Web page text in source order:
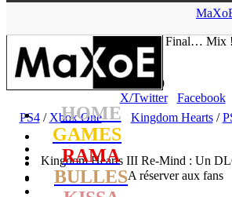
HOME
GAMES
RAMA
BULLES
Un DLC Final… Mix !
- 15.03.20, 19:39
X/Twitter
Facebook
PS4/ Xbox One Kingdom Hearts/
Kingdom Hearts III Re-Mind : Un
A réserver aux fans